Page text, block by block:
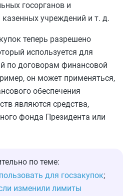
госорганов и
учреждений и т. д.
теперь разрешено
используется для
по договорам финансовой
он может применяться,
обеспечения
являются средства,
фонда Президента или
по теме:
для госзакупок;
изменили лимиты